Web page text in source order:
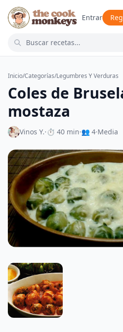
Entrar
Inicio/Categorías/Legumbres Y Verduras
Coles de
mostaza
Vinos Y.·⏱ 40 min·👥 4·Media